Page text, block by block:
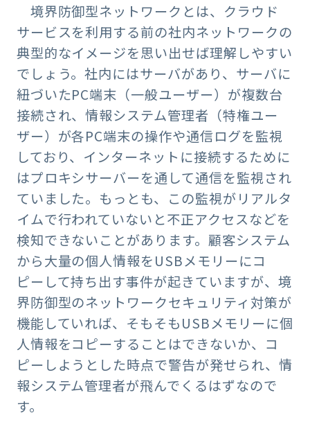
境界防御型ネットワークとは、クラウド
サービスを利用する前の社内ネットワークの
典型的なイメージを思い出せば理解しやすい
でしょう。社内にはサーバがあり、サーバに
紐づいたPC端末（一般ユーザー）が複数台
接続され、情報システム管理者（特権ユー
ザー）が各PC端末の操作や通信ログを監視
しており、インターネットに接続するために
はプロキシサーバーを通して通信を監視され
ていました。もっとも、この監視がリアルタ
イムで行われていないと不正アクセスなどを
検知できないことがあります。顧客システム
から大量の個人情報をUSBメモリーにコ
ピーして持ち出す事件が起きていますが、境
界防御型のネットワークセキュリティ対策が
機能していれば、そもそもUSBメモリーに個
人情報をコピーすることはできないか、コ
ピーしようとした時点で警告が発せられ、情
報システム管理者が飛んでくるはずなので
す。